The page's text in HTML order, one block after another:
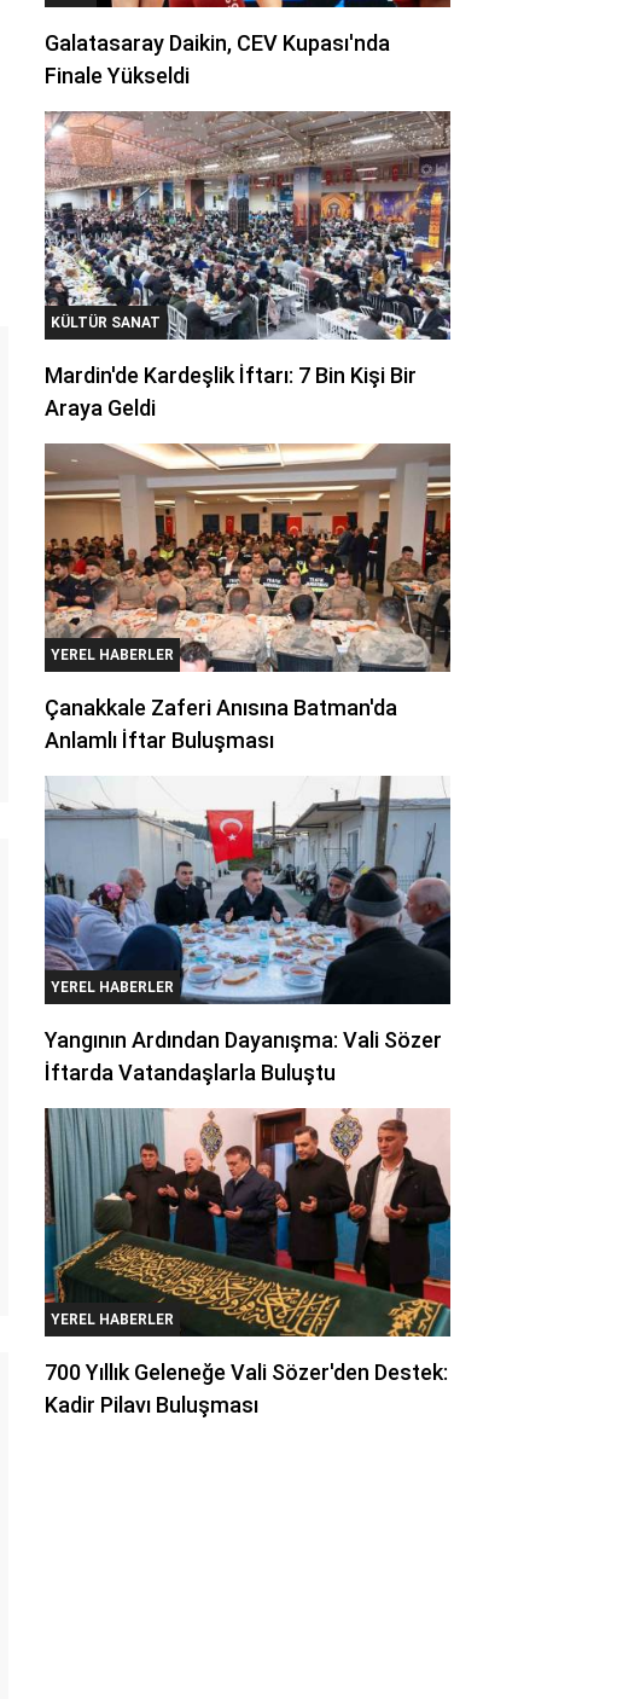
Galatasaray Daikin, CEV Kupası'nda
Finale Yükseldi
KÜLTÜR SANAT
Mardin'de Kardeşlik İftarı: 7 Bin Kişi Bir
Araya Geldi
YEREL HABERLER
Çanakkale Zaferi Anısına Batman'da
Anlamlı İftar Buluşması
YEREL HABERLER
Yangının Ardından Dayanışma: Vali Sözer
İftarda Vatandaşlarla Buluştu
YEREL HABERLER
700 Yıllık Geleneğe Vali Sözer'den Destek:
Kadir Pilavı Buluşması